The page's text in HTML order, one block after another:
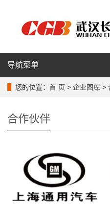
导航菜单
您的位置： 首 页 > 企业图库 >
合作伙伴